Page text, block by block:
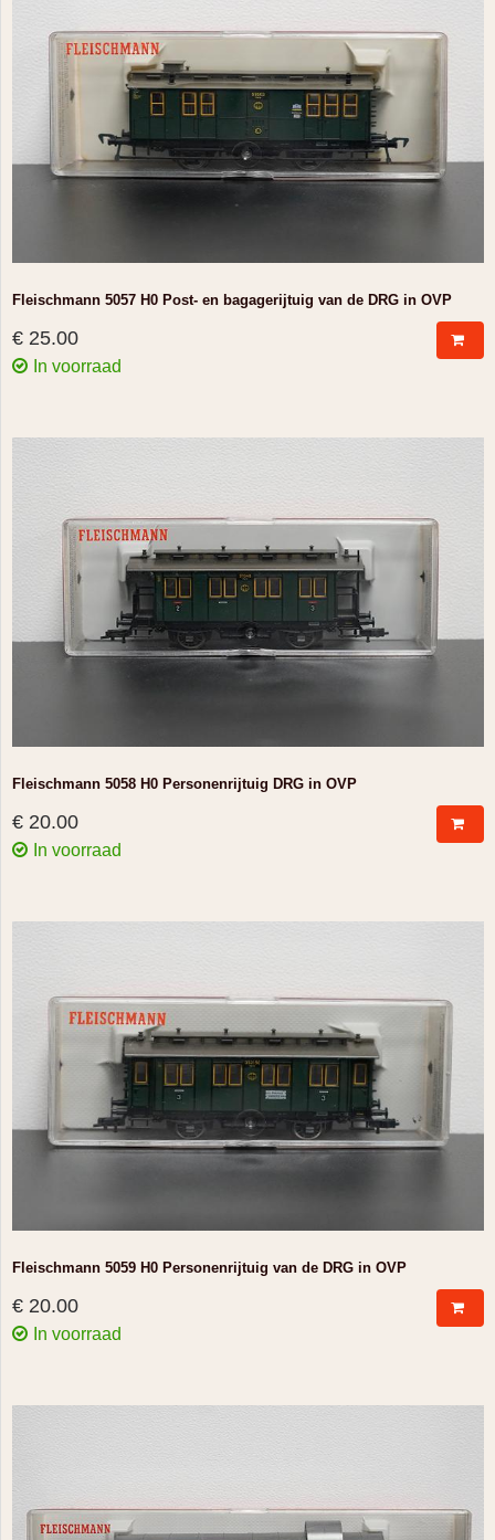
Fleischmann 5057 H0 Post- en bagagerijtuig van de DRG in OVP
€ 25.00
In voorraad
Fleischmann 5058 H0 Personenrijtuig DRG in OVP
€ 20.00
In voorraad
Fleischmann 5059 H0 Personenrijtuig van de DRG in OVP
€ 20.00
In voorraad